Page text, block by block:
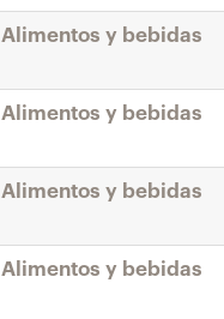
Alimentos y bebidas
Alimentos y bebidas
Alimentos y bebidas
Alimentos y bebidas